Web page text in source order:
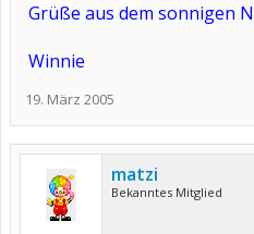
Grüße aus dem sonnigen
Winnie
19. März 2005
matzi
Bekanntes Mitglied